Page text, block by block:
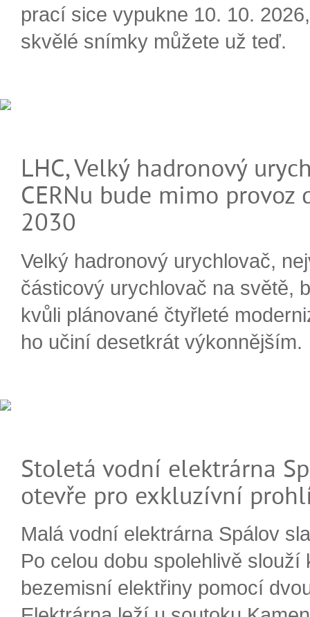
prací sice vypukne 10. 10.
skvělé snímky můžete už teď.
LHC, Velký hadronový
CERNu bude mimo provoz
2030
Velký hadronový urychlovač,
částicový urychlovač na světě,
kvůli plánované čtyřleté
ho učiní desetkrát výkonnějším.
Stoletá vodní elektrárna
otevře pro exkluzívní
Malá vodní elektrárna Spálov
Po celou dobu spolehlivě slouží
bezemisní elektřiny pomocí